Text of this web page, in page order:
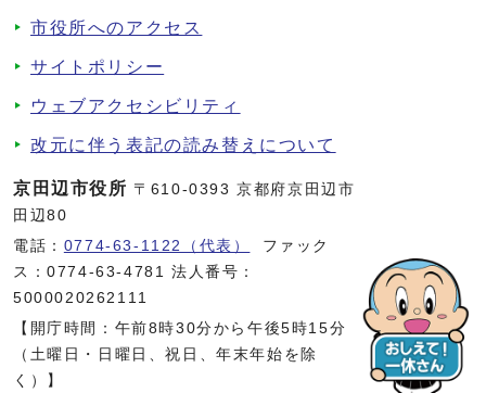
市役所へのアクセス
サイトポリシー
ウェブアクセシビリティ
改元に伴う表記の読み替えについて
京田辺市役所 〒610-0393 京都府京田辺市
田辺80
電話： 0774-63-1122（代表）
ファック
ス：0774-63-4781 法人番号：
5000020262111
【開庁時間：午前8時30分から午後5時15分
（土曜日・日曜日、祝日、年末年始を除
く）】